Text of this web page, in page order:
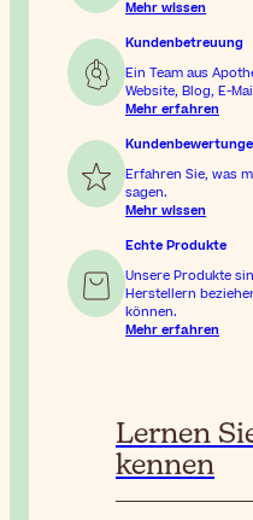
Mehr wissen
Kundenbetreuung
Ein Team aus
Website, Blog, E-
Mehr erfahren
Erfahren Sie, was
sagen.
Mehr wissen
Echte Produkte
Unsere Produkte
Herstellern
können.
Mehr erfahren
Lernen
kennen